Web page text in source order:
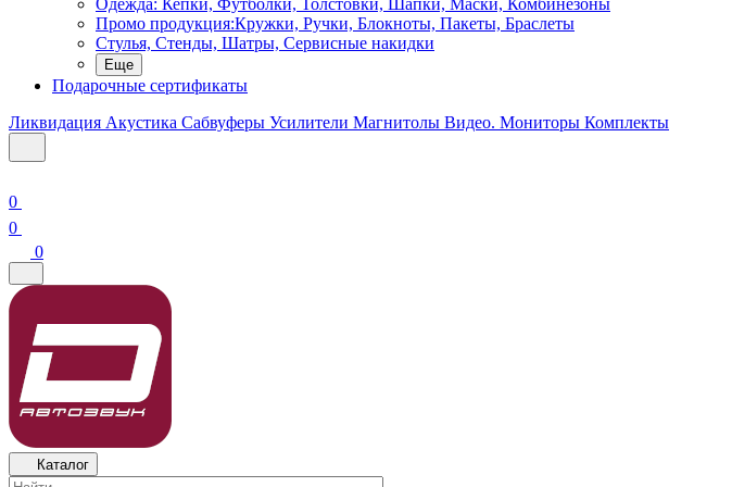
Одежда: Кепки, Футболки, Толстовки, Шапки, Маски, Комбинезоны
Промо продукция:Кружки, Ручки, Блокноты, Пакеты, Браслеты
Стулья, Стенды, Шатры, Сервисные накидки
Еще
Подарочные сертификаты
Ликвидация Акустика Сабвуферы Усилители Магнитолы Видео. Мониторы Комплекты
0
0
0
Каталог